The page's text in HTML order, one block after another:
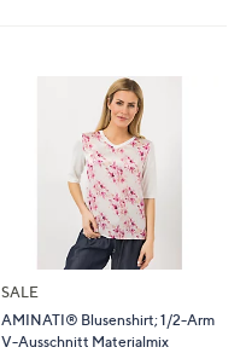
SALE
AMINATI® Blusenshirt; 1/2-Arm
V-Ausschnitt Materialmix